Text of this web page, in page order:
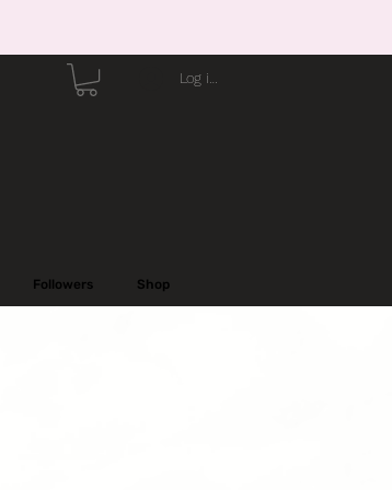
Log ind
Followers Shop